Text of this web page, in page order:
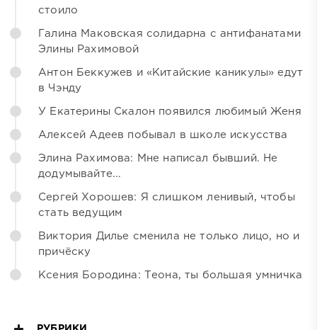
стоило
Галина Маковская солидарна с антифанатами
Элины Рахимовой
Антон Беккужев и «Китайские каникулы» едут
в Чэнду
У Екатерины Скалон появился любимый Женя
Алексей Адеев побывал в школе искусства
Элина Рахимова: Мне написал бывший. Не
додумывайте...
Сергей Хорошев: Я слишком ленивый, чтобы
стать ведущим
Виктория Дилье сменила не только лицо, но и
причёску
Ксения Бородина: Теона, ты большая умничка